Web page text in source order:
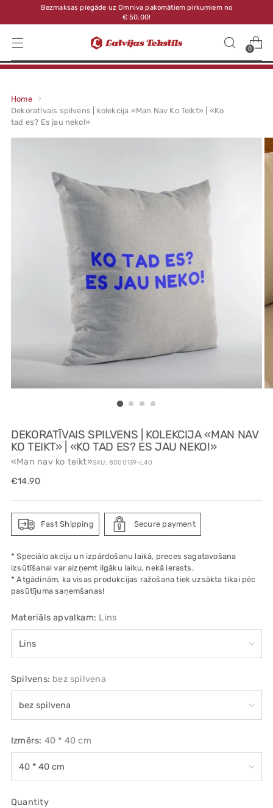
Bezmaksas piegāde uz Omniva pakomātiem pirkumiem no
€ 50.00!
0
Home
Dekoratīvais spilvens | kolekcija «Man Nav Ko Teikt» | «Ko
tad es? Es jau neko!»
DEKORATĪVAIS SPILVENS | KOLEKCIJA «MAN NAV
KO TEIKT» | «KO TAD ES? ES JAU NEKO!»
«Man nav ko teikt»SKU: 8000139-L40
Regular
€14.90
Fast Shipping Secure payment
* Speciālo akciju un izpārdošanu laikā, preces sagatavošana
izsūtīšanai var aizņemt ilgāku laiku, nekā ierasts.
* Atgādinām, ka visas produkcijas ražošana tiek uzsākta tikai pēc
pasūtījuma saņemšanas!
Materiāls apvalkam: Lins
Spilvens: bez spilvena
Izmērs: 40 * 40 cm
Quantity